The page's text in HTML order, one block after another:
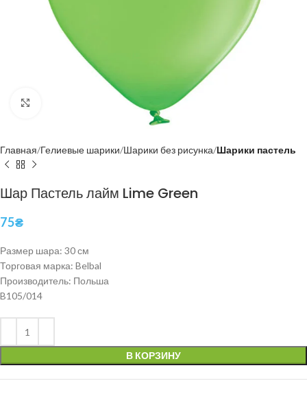
Нажмите, чтобы увеличить
Главная Гелиевые шарики Шарики без рисунка Шарики пастель
Шар Пастель лайм Lime Green
75₴
Размер шара: 30 см
Торговая марка: Belbal
Производитель: Польша
B105/014
В КОРЗИНУ